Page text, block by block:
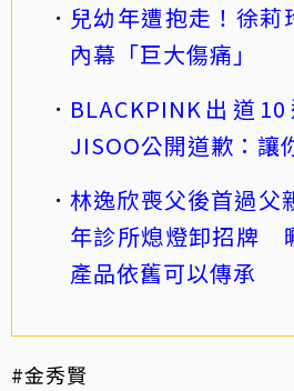
兒幼年遭抱走！徐莉
內幕「巨大傷痛」
BLACKPINK出道
JISOO公開道歉：讓
林逸欣喪父後首過父
年診所熄燈卸招牌
產品依舊可以傳承
#金秀賢